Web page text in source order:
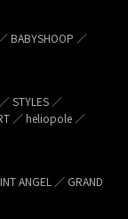
BABYSHOOP ／
STYLES ／
／ heliopole ／
ANGEL ／ GRAND